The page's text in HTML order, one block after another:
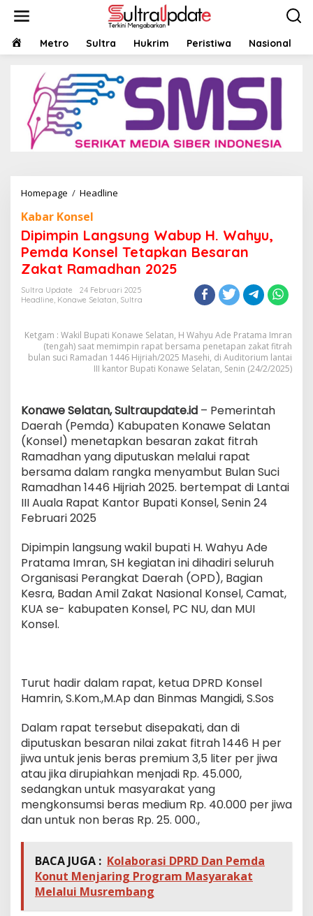
HOMEMetro Sultra Hukrim Peristiwa Nasional
Homepage / Headline
H.
Wahyu,
Pemda
Konsel
Besaran
Zakat
2025
Kabar Konsel
Dipimpin Langsung Wabup H. Wahyu,
Pemda Konsel Tetapkan Besaran
Zakat Ramadhan 2025
Sultra Update
24 Februari 2025
Headline, Konawe Selatan, Sultra
Ketgam : Wakil Bupati Konawe Selatan, H Wahyu Ade Pratama Imran
(tengah) saat memimpin rapat bersama penetapan zakat fitrah
bulan suci Ramadan 1446 Hijriah/2025 Masehi, di Auditorium lantai
III kantor Bupati Konawe Selatan, Senin (24/2/2025)
Konawe Selatan, Sultraupdate.id – Pemerintah
Daerah (Pemda) Kabupaten Konawe Selatan
(Konsel) menetapkan besaran zakat fitrah
Ramadhan yang diputuskan melalui rapat
bersama dalam rangka menyambut Bulan Suci
Ramadhan 1446 Hijriah 2025. bertempat di Lantai
III Auala Rapat Kantor Bupati Konsel, Senin 24
Februari 2025
Dipimpin langsung wakil bupati H. Wahyu Ade
Pratama Imran, SH kegiatan ini dihadiri seluruh
Organisasi Perangkat Daerah (OPD), Bagian
Kesra, Badan Amil Zakat Nasional Konsel, Camat,
KUA se- kabupaten Konsel, PC NU, dan MUI
Konsel.
Turut hadir dalam rapat, ketua DPRD Konsel
Hamrin, S.Kom.,M.Ap dan Binmas Mangidi, S.Sos
Dalam rapat tersebut disepakati, dan di
diputuskan besaran nilai zakat fitrah 1446 H per
jiwa untuk jenis beras premium 3,5 liter per jiwa
atau jika dirupiahkan menjadi Rp. 45.000,
sedangkan untuk masyarakat yang
mengkonsumsi beras medium Rp. 40.000 per jiwa
dan untuk non beras Rp. 25. 000.,
BACA JUGA : Kolaborasi DPRD Dan Pemda
Konut Menjaring Program Masyarakat
Melalui Musrembang